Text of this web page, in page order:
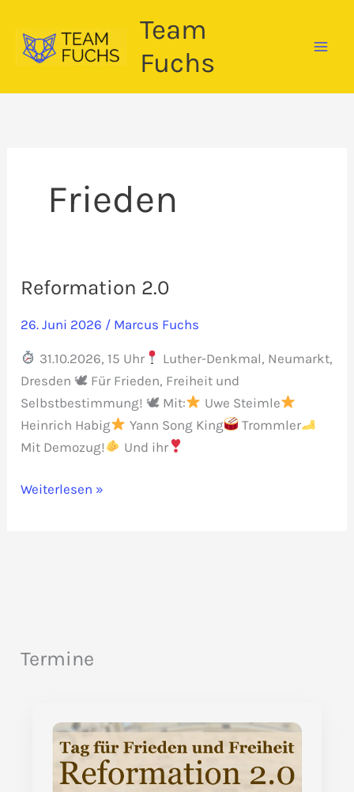
Inhalt
springen
Team
Fuchs
Frieden
Reformation 2.0
26. Juni 2026 / Marcus Fuchs
31.10.2026, 15 Uhr
Luther-Denkmal, Neumarkt,
Dresden 🕊 Für Frieden, Freiheit und
Selbstbestimmung! 🕊 Mit:
Uwe Steimle
Heinrich Habig
Yann Song King
Trommler
Mit Demozug!
Und ihr
Reformation
Weiterlesen »
Termine